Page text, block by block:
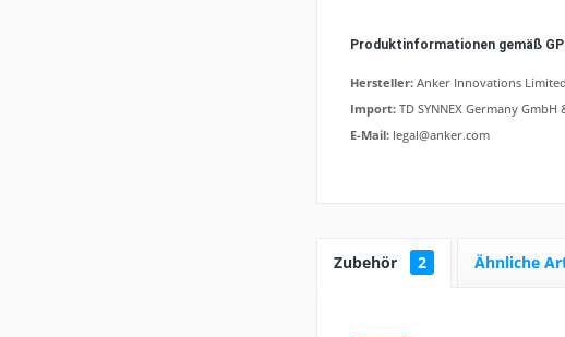
Produktinformationen gemäß
Hersteller: Anker Innovations
Import: TD SYNNEX Germany
E-Mail: legal@anker.com
Zubehör 2 Ähnliche